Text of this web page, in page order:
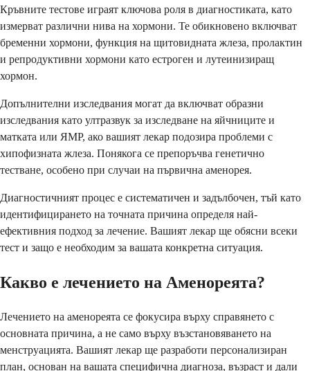
Кръвните тестове играят ключова роля в диагностиката, като
измерват различни нива на хормони. Те обикновено включват
бременни хормони, функция на щитовидната жлеза, пролактин
и репродуктивни хормони като естроген и лутеинизиращ
хормон.
Допълнителни изследвания могат да включват образни
изследвания като ултразвук за изследване на яйчниците и
матката или ЯМР, ако вашият лекар подозира проблеми с
хипофизната жлеза. Понякога се препоръчва генетично
тестване, особено при случаи на първична аменорея.
Диагностичният процес е систематичен и задълбочен, тъй като
идентифицирането на точната причина определя най-
ефективния подход за лечение. Вашият лекар ще обясни всеки
тест и защо е необходим за вашата конкретна ситуация.
Какво е лечението на Аменореята?
Лечението на аменореята се фокусира върху справянето с
основната причина, а не само върху възстановяването на
менструацията. Вашият лекар ще разработи персонализиран
план, основан на вашата специфична диагноза, възраст и дали